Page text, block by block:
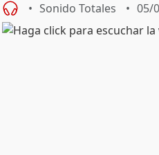
Sonido Totales 05/